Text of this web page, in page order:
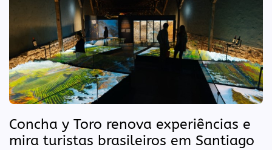
Concha y Toro renova experiências e
mira turistas brasileiros em Santiago